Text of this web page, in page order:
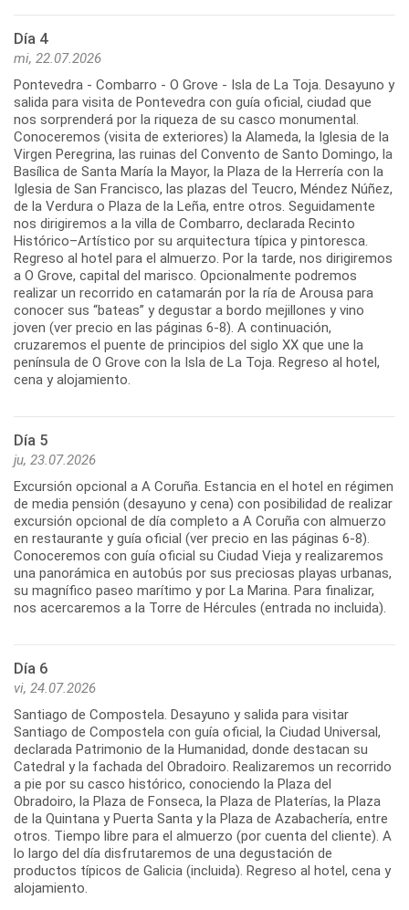
Día 4
mi, 22.07.2026
Pontevedra - Combarro - O Grove - Isla de La Toja. Desayuno y
salida para visita de Pontevedra con guía oficial, ciudad que
nos sorprenderá por la riqueza de su casco monumental.
Conoceremos (visita de exteriores) la Alameda, la Iglesia de la
Virgen Peregrina, las ruinas del Convento de Santo Domingo, la
Basílica de Santa María la Mayor, la Plaza de la Herrería con la
Iglesia de San Francisco, las plazas del Teucro, Méndez Núñez,
de la Verdura o Plaza de la Leña, entre otros. Seguidamente
nos dirigiremos a la villa de Combarro, declarada Recinto
Histórico–Artístico por su arquitectura típica y pintoresca.
Regreso al hotel para el almuerzo. Por la tarde, nos dirigiremos
a O Grove, capital del marisco. Opcionalmente podremos
realizar un recorrido en catamarán por la ría de Arousa para
conocer sus “bateas” y degustar a bordo mejillones y vino
joven (ver precio en las páginas 6-8). A continuación,
cruzaremos el puente de principios del siglo XX que une la
península de O Grove con la Isla de La Toja. Regreso al hotel,
Día 5
ju, 23.07.2026
Excursión opcional a A Coruña. Estancia en el hotel en régimen
de media pensión (desayuno y cena) con posibilidad de realizar
excursión opcional de día completo a A Coruña con almuerzo
en restaurante y guía oficial (ver precio en las páginas 6-8).
Conoceremos con guía oficial su Ciudad Vieja y realizaremos
una panorámica en autobús por sus preciosas playas urbanas,
su magnífico paseo marítimo y por La Marina. Para finalizar,
Día 6
vi, 24.07.2026
Santiago de Compostela. Desayuno y salida para visitar
Santiago de Compostela con guía oficial, la Ciudad Universal,
declarada Patrimonio de la Humanidad, donde destacan su
Catedral y la fachada del Obradoiro. Realizaremos un recorrido
a pie por su casco histórico, conociendo la Plaza del
Obradoiro, la Plaza de Fonseca, la Plaza de Platerías, la Plaza
de la Quintana y Puerta Santa y la Plaza de Azabachería, entre
otros. Tiempo libre para el almuerzo (por cuenta del cliente). A
lo largo del día disfrutaremos de una degustación de
productos típicos de Galicia (incluida). Regreso al hotel, cena y